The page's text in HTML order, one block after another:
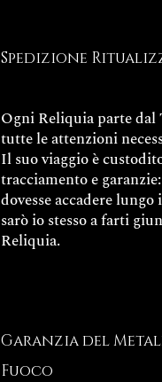
Spedizione
Ogni Reliquia parte dal
tutte le attenzioni
Il suo viaggio è
tracciamento e
dovesse accadere
sarò io stesso a farti
Reliquia.
Garanzia del
Fuoco